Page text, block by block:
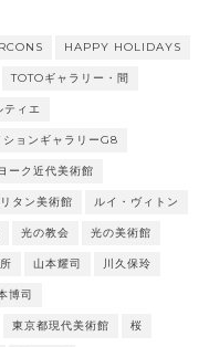
HAPPY HOLIDAYS
TOTOギャラリー・間
ティエ
ションギャラリーG8
ーク近代美術館
タン美術館 ルイ・ヴィトン
光の教会 光の美術館
山本耀司 川久保玲
博司
東京都現代美術館 桜